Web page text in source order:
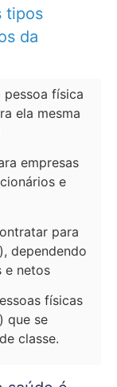
tipos
da
pessoa física
ela mesma
empresas
e
para
dependendo
e netos
físicas
que se
classe.